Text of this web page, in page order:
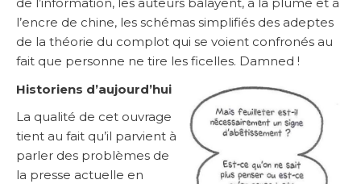
l’encre de chine, les schémas simplifiés des adeptes
de la théorie du complot qui se voient confronés au
fait que personne ne tire les ficelles. Damned !
Historiens d’aujourd’hui
La qualité de cet ouvrage
tient au fait qu’il parvient à
parler des problèmes de
la presse actuelle en